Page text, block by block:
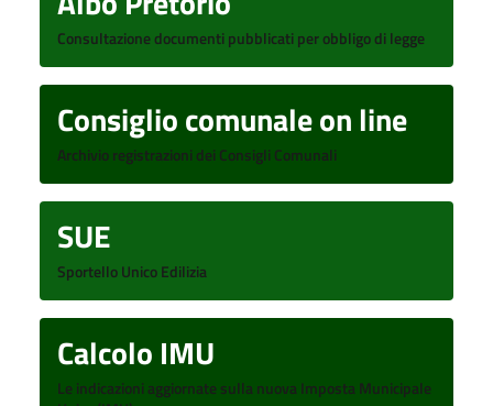
Consultazione documenti pubblicati per obbligo di legge
Consiglio comunale on line
Archivio registrazioni dei Consigli Comunali
SUE
Sportello Unico Edilizia
Calcolo IMU
Le indicazioni aggiornate sulla nuova Imposta Municipale